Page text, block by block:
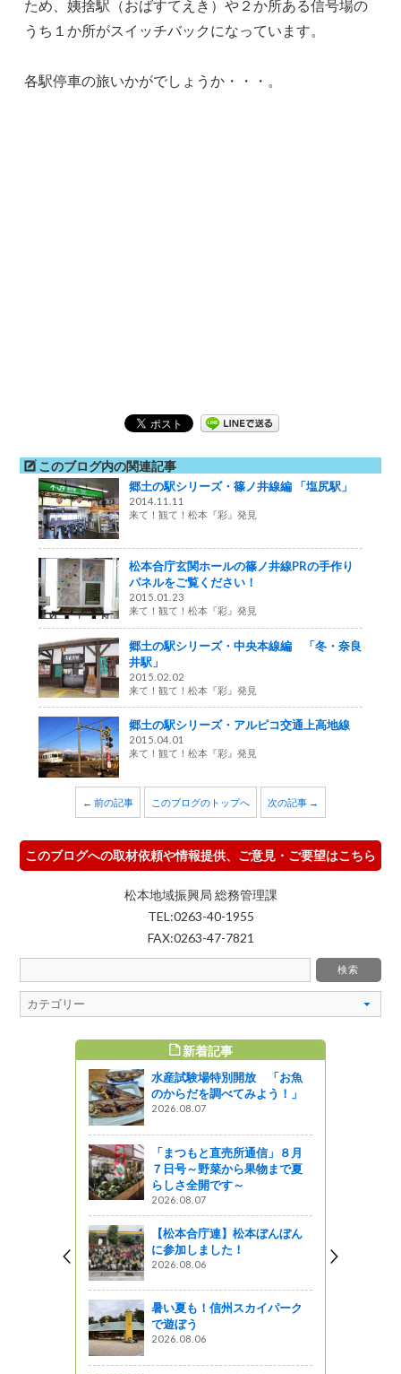
ため、姨捨駅（おばすてえき）や２か所ある信号場の
うち１か所がスイッチバックになっています。
各駅停車の旅いかがでしょうか・・・。
このブログ内の関連記事
郷土の駅シリーズ・篠ノ井線編 「塩尻駅」
2014.11.11
来て！観て！松本『彩』発見
松本合庁玄関ホールの篠ノ井線PRの手作り
パネルをご覧ください！
2015.01.23
来て！観て！松本『彩』発見
郷土の駅シリーズ・中央本線編 「冬・奈良
井駅」
2015.02.02
来て！観て！松本『彩』発見
郷土の駅シリーズ・アルピコ交通上高地線
2015.04.01
来て！観て！松本『彩』発見
← 前の記事 このブログのトップへ 次の記事 →
このブログへの取材依頼や情報提供、ご意見・ご要望はこちら
松本地域振興局 総務管理課
TEL:0263-40-1955
FAX:0263-47-7821
新着記事
水産試験場特別開放 「お魚
のからだを調べてみよう！」
2026.08.07
「まつもと直売所通信」８月
７日号～野菜から果物まで夏
らしさ全開です～
2026.08.07
【松本合庁連】松本ぼんぼん
に参加しました！
2026.08.06
暑い夏も！信州スカイパーク
で遊ぼう
2026.08.06